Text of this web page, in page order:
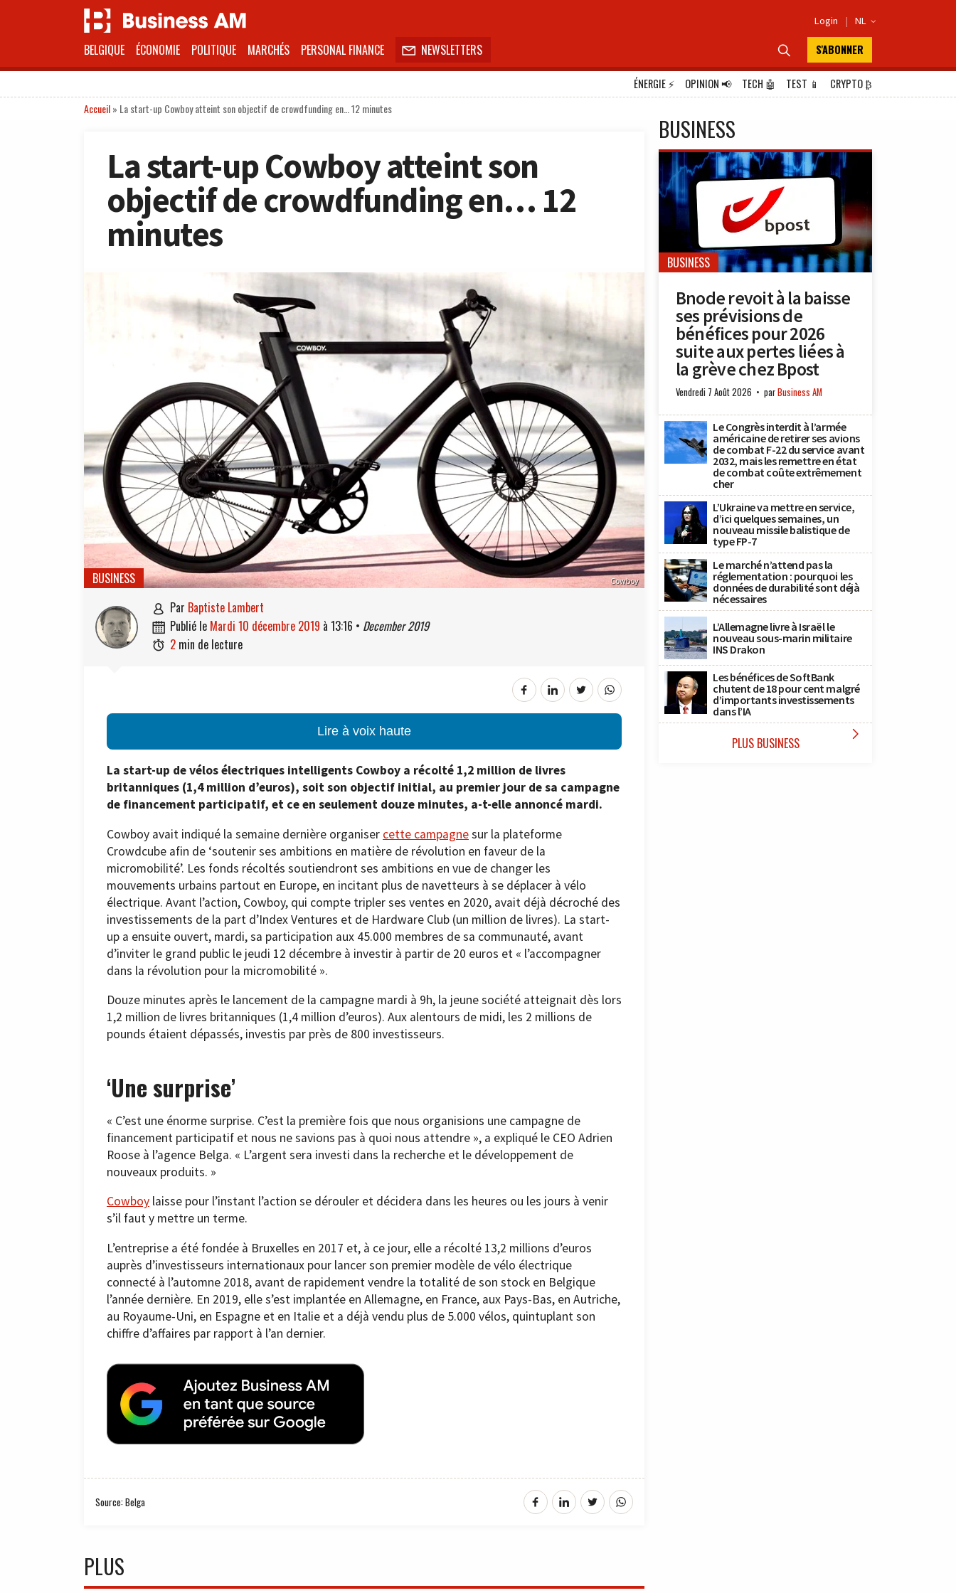
Login | NL 
BELGIQUE ÉCONOMIE POLITIQUE MARCHÉS PERSONAL FINANCE  NEWSLETTERS  S'ABONNER
ÉNERGIE⚡ OPINION📢 TECH 🤖 TEST 📱 CRYPTO₿
Accueil» La start-up Cowboy atteint son objectif de crowdfunding en… 12 minutes
La start-up Cowboy atteint son
objectif de crowdfunding en… 12
minutes
Cowboy
BUSINESS
 par Baptiste Lambert
 publié le mardi 10 décembre 2019 à 13:16 • December 2019
 2 min de lecture
Lire à voix haute
La start-up de vélos électriques intelligents Cowboy a récolté 1,2 million de livres
britanniques (1,4 million d’euros), soit son objectif initial, au premier jour de sa campagne
de financement participatif, et ce en seulement douze minutes, a-t-elle annoncé mardi.
Cowboy avait indiqué la semaine dernière organiser cette campagnesur la plateforme
Crowdcube afin de ‘soutenir ses ambitions en matière de révolution en faveur de la
micromobilité’. Les fonds récoltés soutiendront ses ambitions en vue de changer les
mouvements urbains partout en Europe, en incitant plus de navetteurs à se déplacer à vélo
électrique. Avant l’action, Cowboy, qui compte tripler ses ventes en 2020, avait déjà décroché des
investissements de la part d’Index Ventures et de Hardware Club (un million de livres). La start-
up a ensuite ouvert, mardi, sa participation aux 45.000 membres de sa communauté, avant
d’inviter le grand public le jeudi 12 décembre à investir à partir de 20 euros et « l’accompagner
dans la révolution pour la micromobilité ».
Douze minutes après le lancement de la campagne mardi à 9h, la jeune société atteignait dès lors
1,2 million de livres britanniques (1,4 million d’euros). Aux alentours de midi, les 2 millions de
pounds étaient dépassés, investis par près de 800 investisseurs.
‘Une surprise’
« C’est une énorme surprise. C’est la première fois que nous organisions une campagne de
financement participatif et nous ne savions pas à quoi nous attendre », a expliqué le CEO Adrien
Roose à l’agence Belga. « L’argent sera investi dans la recherche et le développement de
nouveaux produits. »
Cowboy laisse pour l’instant l’action se dérouler et décidera dans les heures ou les jours à venir
s’il faut y mettre un terme.
L’entreprise a été fondée à Bruxelles en 2017 et, à ce jour, elle a récolté 13,2 millions d’euros
auprès d’investisseurs internationaux pour lancer son premier modèle de vélo électrique
connecté à l’automne 2018, avant de rapidement vendre la totalité de son stock en Belgique
l’année dernière. En 2019, elle s’est implantée en Allemagne, en France, aux Pays-Bas, en Autriche,
au Royaume-Uni, en Espagne et en Italie et a déjà vendu plus de 5.000 vélos, quintuplant son
chiffre d’affaires par rapport à l’an dernier.
Source: Belga
PLUS
BUSINESS
BUSINESS
Bnode revoit à la baisse
ses prévisions de
bénéfices pour 2026
suite aux pertes liées à
la grève chez Bpost
Vendredi 7 Août 2026 parBusiness AM
Le Congrès interdit à l’armée
américaine de retirer ses avions
de combat F-22 du service avant
2032, mais les remettre en état
de combat coûte extrêmement
cher
L’Ukraine va mettre en service,
d’ici quelques semaines, un
nouveau missile balistique de
type FP-7
Le marché n’attend pas la
réglementation : pourquoi les
données de durabilité sont déjà
nécessaires
L’Allemagne livre à Israël le
nouveau sous-marin militaire
INS Drakon
Les bénéfices de SoftBank
chutent de 18 pour cent malgré
d’importants investissements
dans l’IA
PLUS BUSINESS 